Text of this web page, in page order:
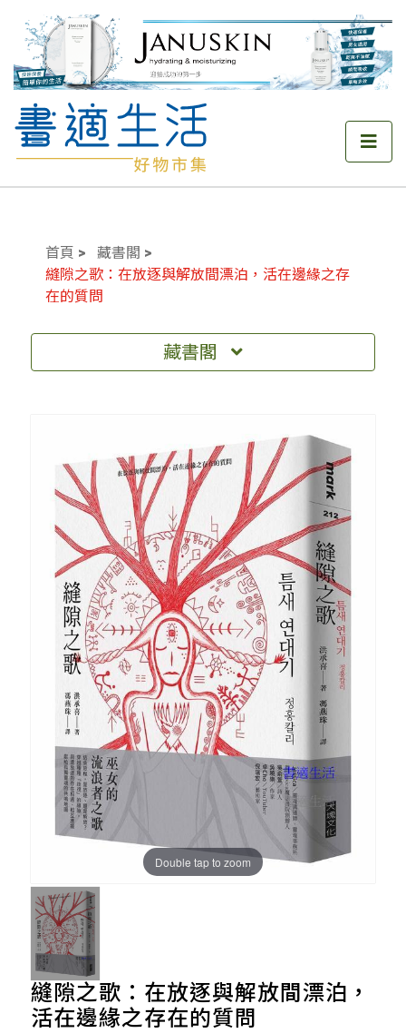
首頁
藏書閣
縫隙之歌：在放逐與解放間漂泊，活在邊緣之存
在的質問
藏書閣
Double tap to zoom
縫隙之歌：在放逐與解放間漂泊，
活在邊緣之存在的質問